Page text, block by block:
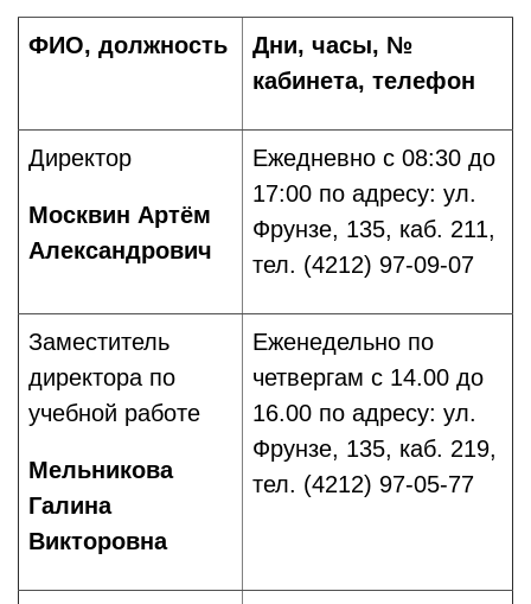
ФИО, должность
Дни, часы, №
кабинета, телефон
Директор
Москвин Артём
Александрович
Ежедневно с 08:30 до
17:00 по адресу: ул.
Фрунзе, 135, каб. 211,
тел. (4212) 97-09-07
Заместитель
директора по
учебной работе
Мельникова
Галина
Викторовна
Еженедельно по
четвергам с 14.00 до
16.00 по адресу: ул.
Фрунзе, 135, каб. 219,
тел. (4212) 97-05-77